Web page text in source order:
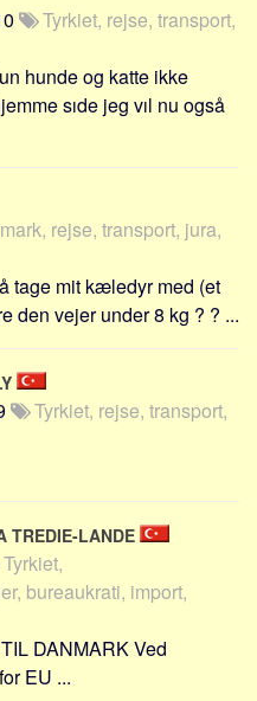
Tyrkiet, rejse, transport,
hunde og katte ikke
sıde jeg vıl nu også
rejse, transport, jura,
tage mit kæledyr med (et
den vejer under 8 kg ? ? ...
Tyrkiet, rejse, transport,
TREDIE-LANDE
Tyrkiet,
bureaukrati, import,
DANMARK Ved
EU ...